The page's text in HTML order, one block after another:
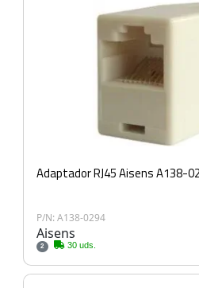
Adaptador RJ45 Aisens A138-
P/N: A138-0294
Aisens
2 30 uds.